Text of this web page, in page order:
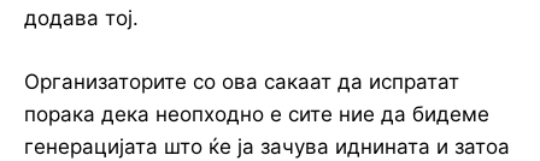
додава тој.
Организаторите со ова сакаат да испратат
порака дека неопходно е сите ние да бидеме
генерацијата што ќе ја зачува иднината и затоа